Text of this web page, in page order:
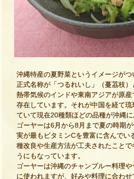
沖縄特産の夏野菜というイメージがつ
正式名称が「つるれいし」（蔓茘枝）
熱帯気候のインドや東南アジアが原
存在しています。それが中国を経て
ていて現在20種類ほどの品種が沖縄に
ゴーヤーは6月から8月まで夏の時期
実が最もビタミンCを豊富に含んでい
種改良や生産方法が工夫されたことで
うにもなっています。
ゴーヤーは沖縄のチャンプルー料理
に使われますが、好みや料理に合わ